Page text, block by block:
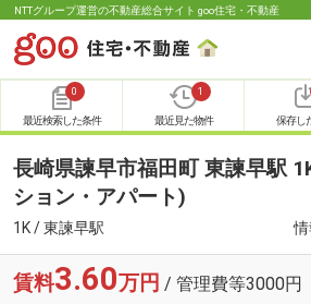
NTTグループ運営の不動産総合サイト goo住宅・不動産
0
最近検索した条件
1
最近見た物件 保存し
長崎県諫早市福田町 東諫早駅
ション・アパート)
1K / 東諫早駅
賃料3.60万円 / 管理費等3000円